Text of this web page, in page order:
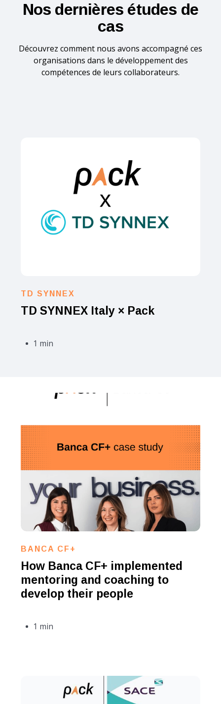
Nos dernières études de
cas
Découvrez comment nous avons accompagné ces
organisations dans le développement des
compétences de leurs collaborateurs.
TD SYNNEX
TD SYNNEX Italy × Pack
1 min
BANCA CF+
How Banca CF+ implemented
mentoring and coaching to
develop their people
1 min